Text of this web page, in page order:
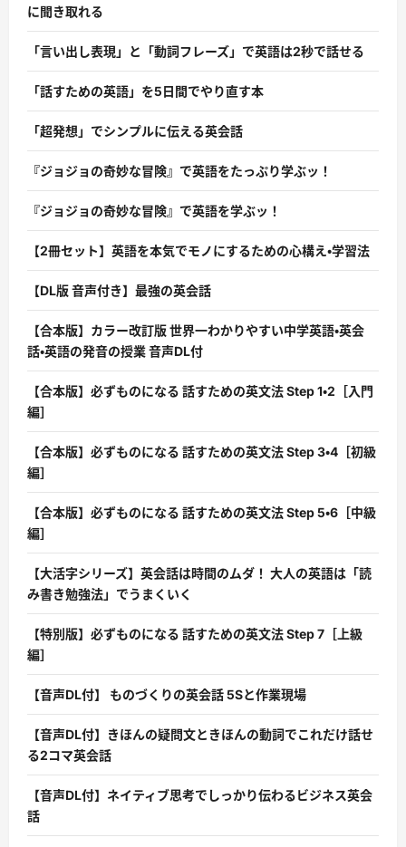
に聞き取れる
「言い出し表現」と「動詞フレーズ」で英語は2秒で話せる
「話すための英語」を5日間でやり直す本
「超発想」でシンプルに伝える英会話
『ジョジョの奇妙な冒険』で英語をたっぷり学ぶッ！
『ジョジョの奇妙な冒険』で英語を学ぶッ！
【2冊セット】英語を本気でモノにするための心構え・学習法
【DL版 音声付き】最強の英会話
【合本版】カラー改訂版 世界一わかりやすい中学英語・英会
話・英語の発音の授業 音声DL付
【合本版】必ずものになる 話すための英文法 Step 1・2［入門
編］
【合本版】必ずものになる 話すための英文法 Step 3・4［初級
編］
【合本版】必ずものになる 話すための英文法 Step 5・6［中級
編］
【大活字シリーズ】英会話は時間のムダ！ 大人の英語は「読
み書き勉強法」でうまくいく
【特別版】必ずものになる 話すための英文法 Step 7［上級
編］
【音声DL付】 ものづくりの英会話 5Sと作業現場
【音声DL付】きほんの疑問文ときほんの動詞でこれだけ話せ
る2コマ英会話
【音声DL付】ネイティブ思考でしっかり伝わるビジネス英会
話